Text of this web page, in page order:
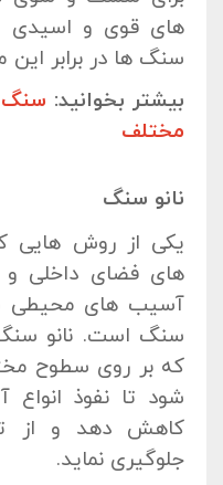
های قوی و اسیدی
سنگ ها در برابر این
بیشتر بخوانید: سنگ
مختلف
نانو سنگ
یکی از روش
های فضای داخلی و
آسیب های محیطی
سنگ است. نانو
که بر روی سطوح
شود تا نفوذ انواع
کاهش دهد و از
جلوگیری نماید.